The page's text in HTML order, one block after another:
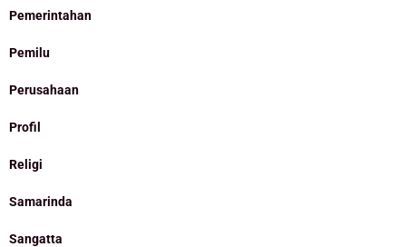
Pemerintahan
Pemilu
Perusahaan
Profil
Religi
Samarinda
Sangatta